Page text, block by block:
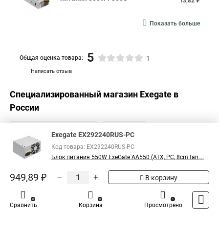
Показать больше
Написать отзыв
Общая оценка товара: 5 1
Специализированный магазин Exegate в
России
Exegate EX292240RUS-PC
Код товара: EX292240RUS-PC
Блок питания 550W ExeGate AA550 (ATX, PC, 8cm fan,...
949,89 ₽ – + В корзину
Сравнить
0
Корзина
0
Просмотрено
1